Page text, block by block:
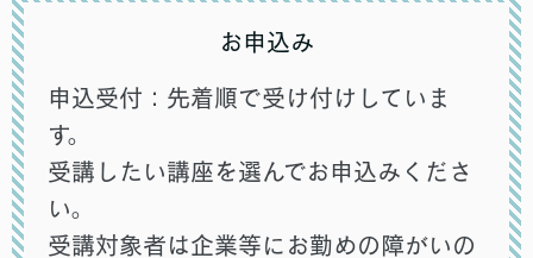
お申込み
申込受付：先着順で受け付けしていま
す。
受講したい講座を選んでお申込みくださ
い。
受講対象者は企業等にお勤めの障がいの